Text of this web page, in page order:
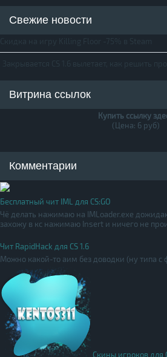
Свежие новости
Витрина ссылок
Купить ссылку
(Цена: 6 руб)
Комментарии
Бесплатный чит IML для CS:GO
Чё делать нажимаю на IMLoader.exe
захожу в кс нажимаю Insert и ничего не
Чит RapidHack для CS 1.6
Можно какой-то аим без доводки (ну типа с
Скины игроков для